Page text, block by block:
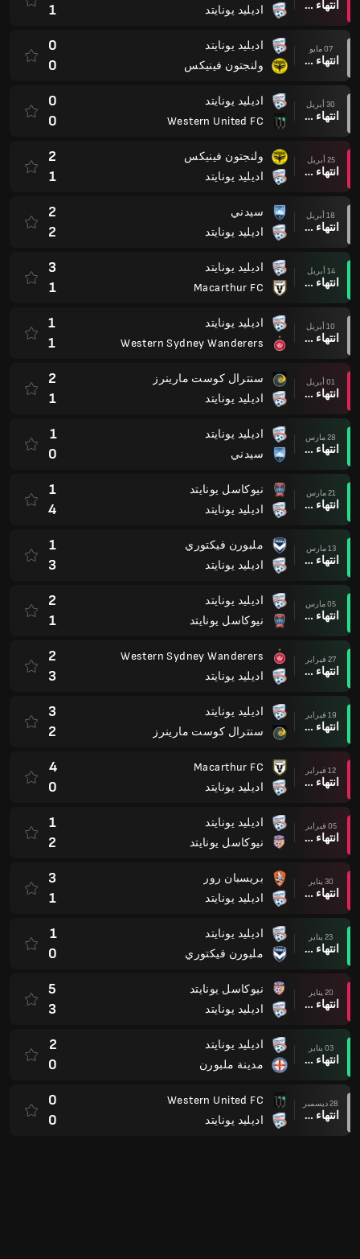
انتهاء وقت المباراة
اديليد يونايتد
1
07 مايو
انتهاء وقت المباراة
اديليد يونايتد
ولنجتون فينيكس
0
0
30 أبريل
انتهاء وقت المباراة
اديليد يونايتد
Western United FC
0
0
25 أبريل
انتهاء وقت المباراة
ولنجتون فينيكس
اديليد يونايتد
2
1
18 أبريل
انتهاء وقت المباراة
سيدني
اديليد يونايتد
2
2
14 أبريل
انتهاء وقت المباراة
اديليد يونايتد
Macarthur FC
3
1
10 أبريل
انتهاء وقت المباراة
اديليد يونايتد
Western Sydney Wanderers
1
1
01 أبريل
انتهاء وقت المباراة
سنترال كوست مارينرز
اديليد يونايتد
2
1
28 مارس
انتهاء وقت المباراة
اديليد يونايتد
سيدني
1
0
21 مارس
انتهاء وقت المباراة
نيوكاسل يونايتد
اديليد يونايتد
1
4
13 مارس
انتهاء وقت المباراة
ملبورن فيكتوري
اديليد يونايتد
1
3
05 مارس
انتهاء وقت المباراة
اديليد يونايتد
نيوكاسل يونايتد
2
1
27 فبراير
انتهاء وقت المباراة
Western Sydney Wanderers
اديليد يونايتد
2
3
19 فبراير
انتهاء وقت المباراة
اديليد يونايتد
سنترال كوست مارينرز
3
2
12 فبراير
انتهاء وقت المباراة
Macarthur FC
اديليد يونايتد
4
0
05 فبراير
انتهاء وقت المباراة
اديليد يونايتد
نيوكاسل يونايتد
1
2
30 يناير
انتهاء وقت المباراة
بريسبان رور
اديليد يونايتد
3
1
23 يناير
انتهاء وقت المباراة
اديليد يونايتد
ملبورن فيكتوري
1
0
20 يناير
انتهاء وقت المباراة
نيوكاسل يونايتد
اديليد يونايتد
5
3
03 يناير
انتهاء وقت المباراة
اديليد يونايتد
مدينة ملبورن
2
0
28 ديسمبر
انتهاء وقت المباراة
Western United FC
اديليد يونايتد
0
0